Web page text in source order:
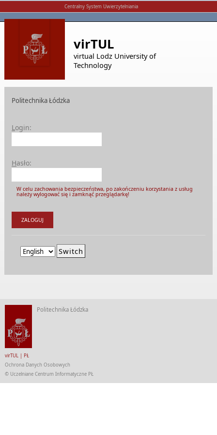
Centralny System Uwierzytelniania
virTUL
virtual Lodz University of
Technology
Politechnika Łódzka
Login:
Hasło:
W celu zachowania bezpieczeństwa, po zakończeniu korzystania z usług
należy wylogować się i zamknąć przeglądarkę!
Politechnika Łódzka
virTUL | PŁ
Ochrona Danych Osobowych
© Uczelniane Centrum Informatyczne PŁ